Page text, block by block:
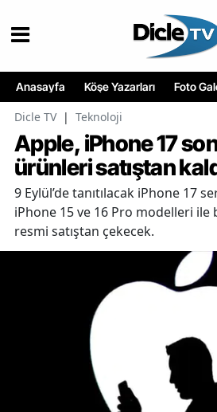
Anasayfa Köşe Yazarları Foto
Dicle TV | Teknoloji
Apple, iPhone 17
ürünleri satıştan
9 Eylül’de tanıtılacak iPhone 17
iPhone 15 ve 16 Pro modelleri ile
resmi satıştan çekecek.